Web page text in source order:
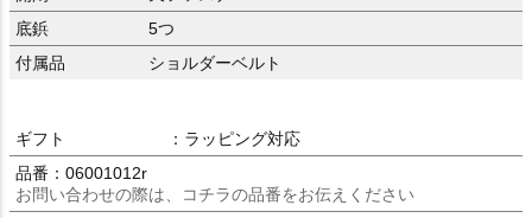
底鋲
5つ
付属品
ショルダーベルト
ギフト
：ラッピング対応
品番：06001012r
お問い合わせの際は、コチラの品番をお伝えください